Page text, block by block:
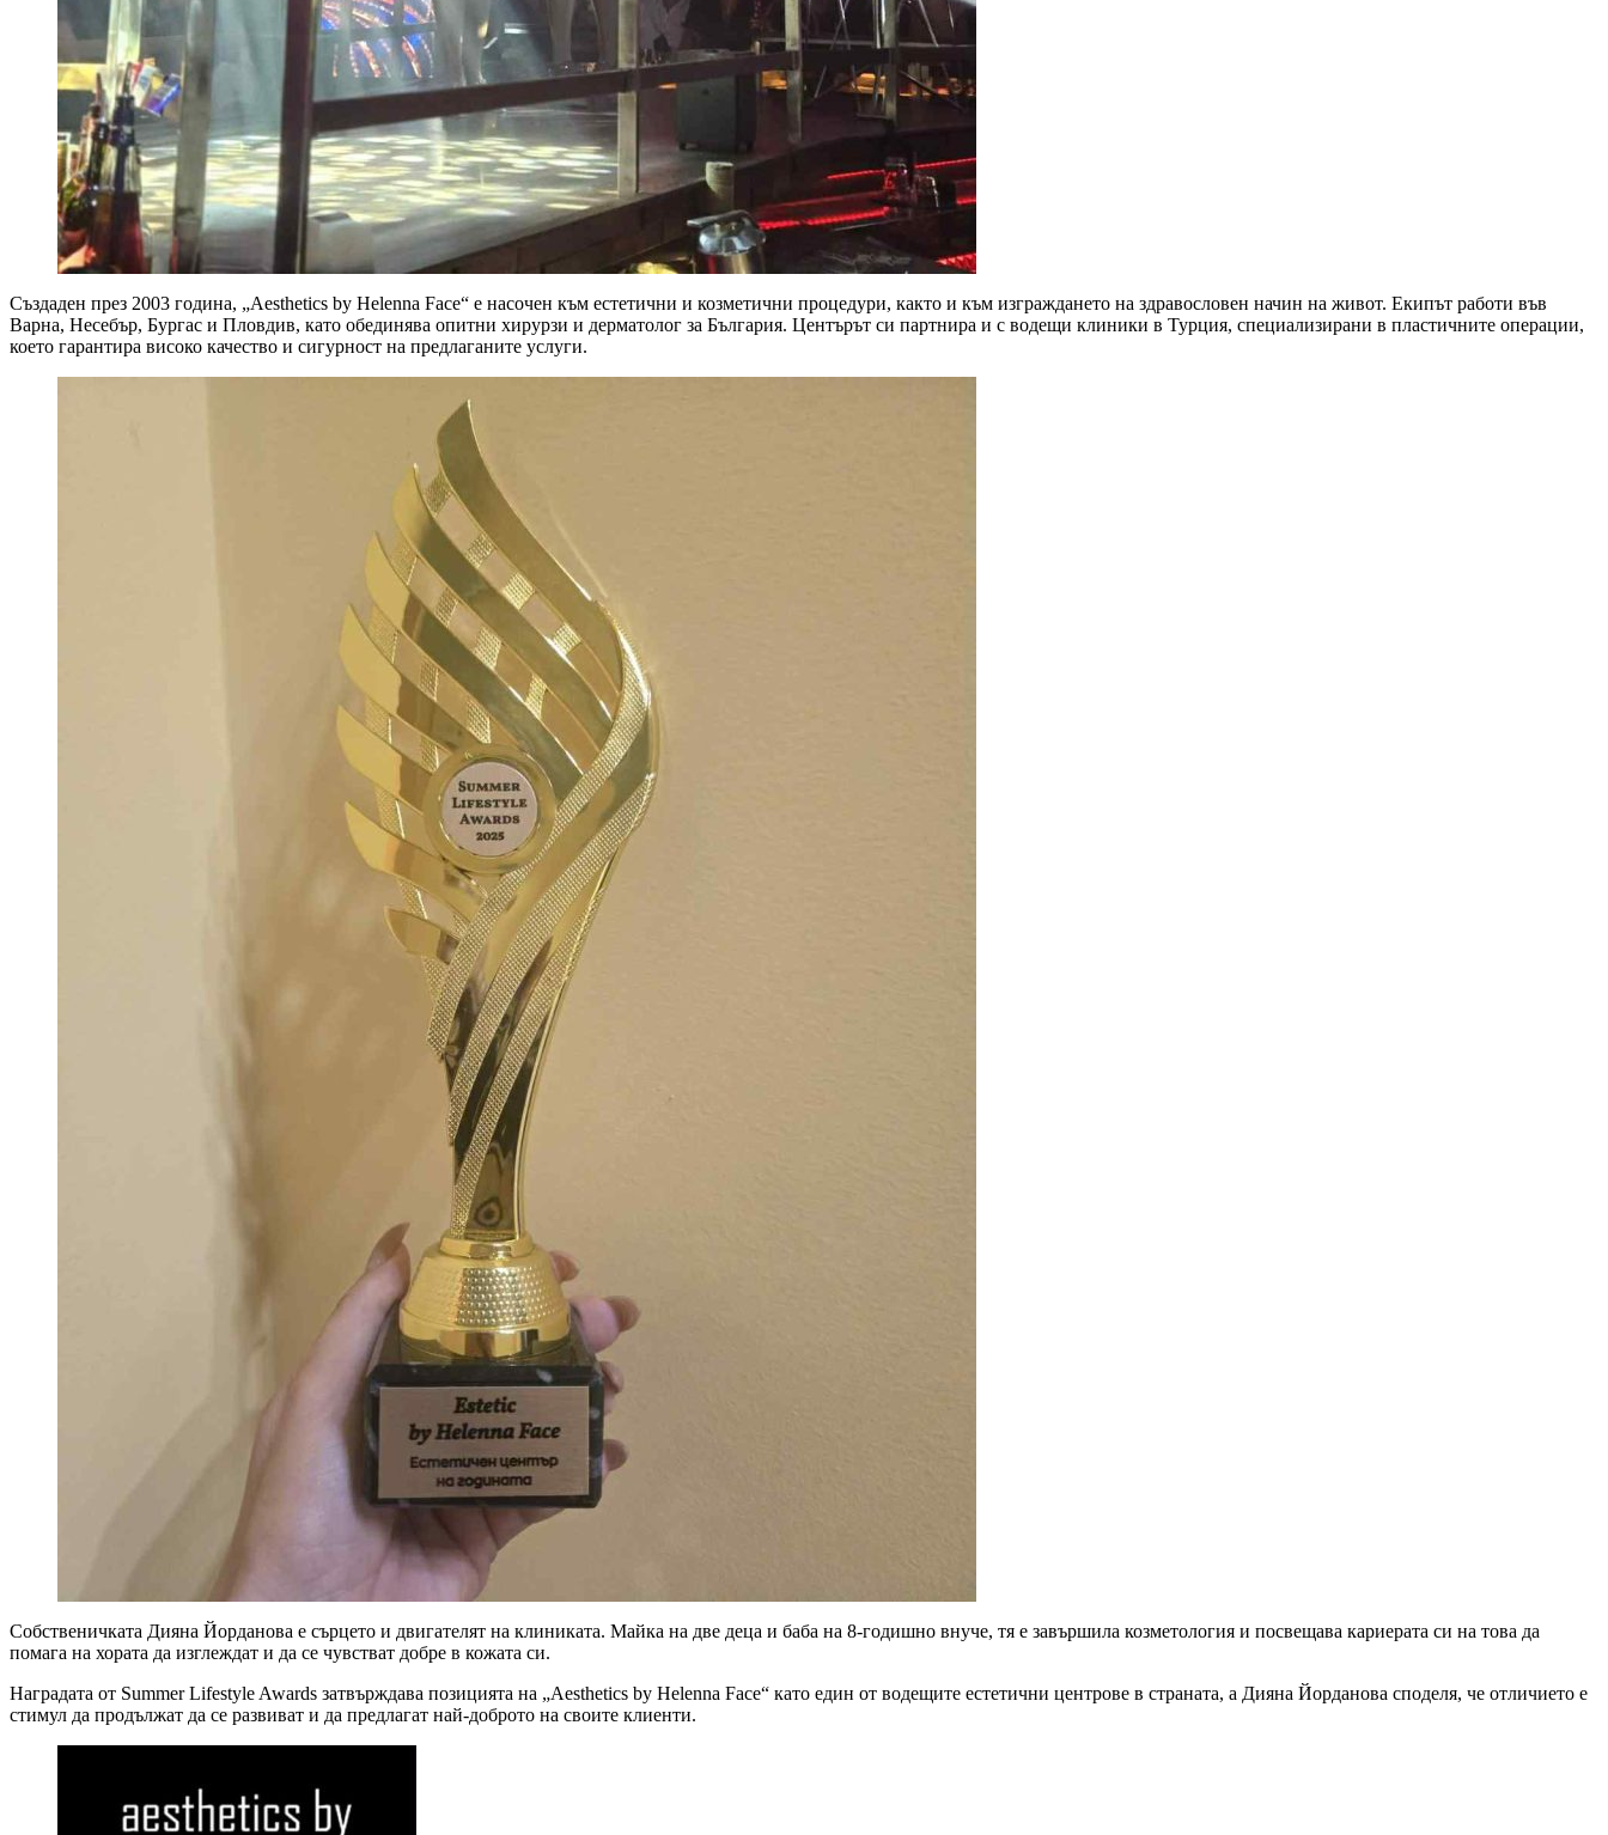
Създаден през 2003 година, „Aesthetics by Helenna Face“ е насочен към естетични и козметични процедури, както и към изграждането на здравословен начин на живот. Екипът работи във
Варна, Несебър, Бургас и Пловдив, като обединява опитни хирурзи и дерматолог за България. Центърът си партнира и с водещи клиники в Турция, специализирани в пластичните операции,
което гарантира високо качество и сигурност на предлаганите услуги.
Собственичката Дияна Йорданова е сърцето и двигателят на клиниката. Майка на две деца и баба на 8-годишно внуче, тя е завършила козметология и посвещава кариерата си на това да
помага на хората да изглеждат и да се чувстват добре в кожата си.
Наградата от Summer Lifestyle Awards затвърждава позицията на „Aesthetics by Helenna Face“ като един от водещите естетични центрове в страната, а Дияна Йорданова споделя, че отличието е
стимул да продължат да се развиват и да предлагат най-доброто на своите клиенти.